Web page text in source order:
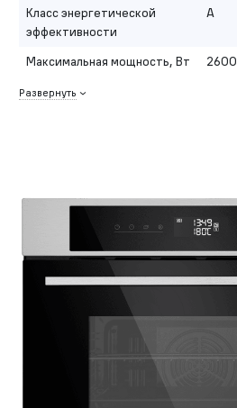
Класс энергетической
эффективности
A
Максимальная мощность, Вт 2600
Развернуть